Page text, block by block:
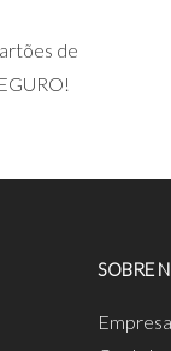
de
SOBRE
Empresa